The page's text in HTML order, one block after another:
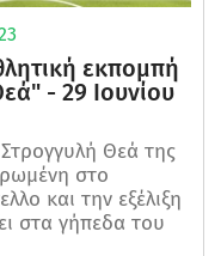
εκπομπή
- 29 Ιουνίου
Θεά της
στο
και την εξέλιξη
στα γήπεδα του